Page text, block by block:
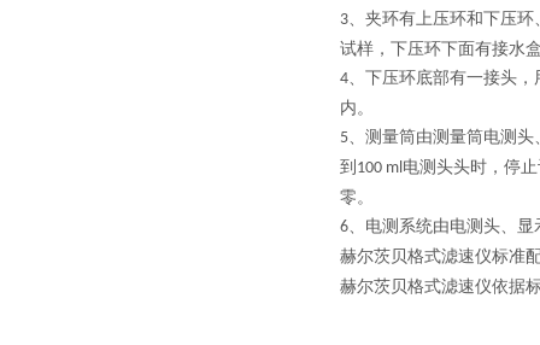
3、夹环有上压环和下压
试样，下压环下面有接水
4、下压环底部有一接头
内。
5、测量筒由测量筒电测
到 100 ml电测头头时，停
零。
6、电测系统由电测头、
赫尔茨贝格式滤速仪标准
赫尔茨贝格式滤速仪依据